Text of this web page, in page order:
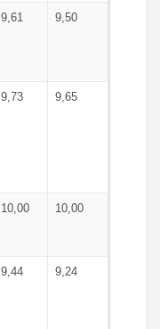
9,61 9,50
9,73 9,65
10,00 10,00
9,44 9,24